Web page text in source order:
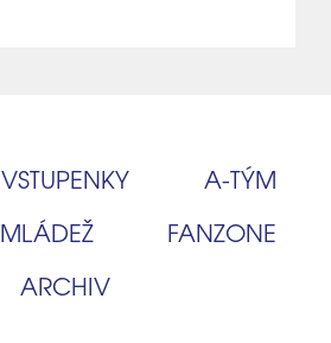
VSTUPENKY
A‑TÝM
MLÁDEŽ
FANZONE
ARCHIV